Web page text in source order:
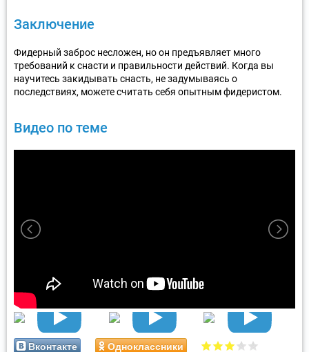
Заключение
Фидерный заброс несложен, но он предъявляет много
требований к снасти и правильности действий. Когда вы
научитесь закидывать снасть, не задумываясь о
последствиях, можете считать себя опытным фидеристом.
Видео по теме
Вконтакте Одноклассники